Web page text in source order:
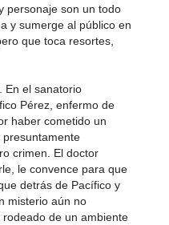
personaje son un todo
y sumerge al público en
que toca resortes,
En el sanatorio
Pérez, enfermo de
haber cometido un
crimen. El doctor
le convence para que
detrás de Pacífico y
misterio aún no
de un ambiente